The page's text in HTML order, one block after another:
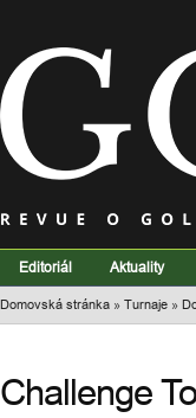
Editoriál Aktuality
Domovská stránka » Turnaje »
Challenge